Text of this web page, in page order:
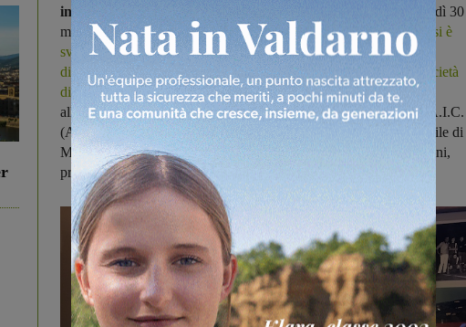
in grande stile
. Il primo evento si è tenuto nella serata di mercoledì 30
maggio quando,presso il teatro comunale “Wanda Capodaglio”, si è
svolto un incontro dibattito sul tema “Il calcio e lo sport come
divertimento, mezzo di formazione e stile di vita. Il ruolo delle società
dilettantistiche”,che ha visto la presenza di Maurizio Sarri, ex
allenatore della SSC Napoli, Damiano Tommasi presidente dell’A.I.C.
(Associazione Italiana Calciatori), Daniele Tognaccini, responsabile di
Milan Lab e membro dello staff tecnico del Milan, e Paolo Mangini,
presidente della Lega Nazionale Dilettanti Toscana.